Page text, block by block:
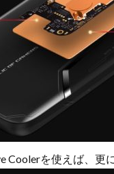
Coolerを使えば、更